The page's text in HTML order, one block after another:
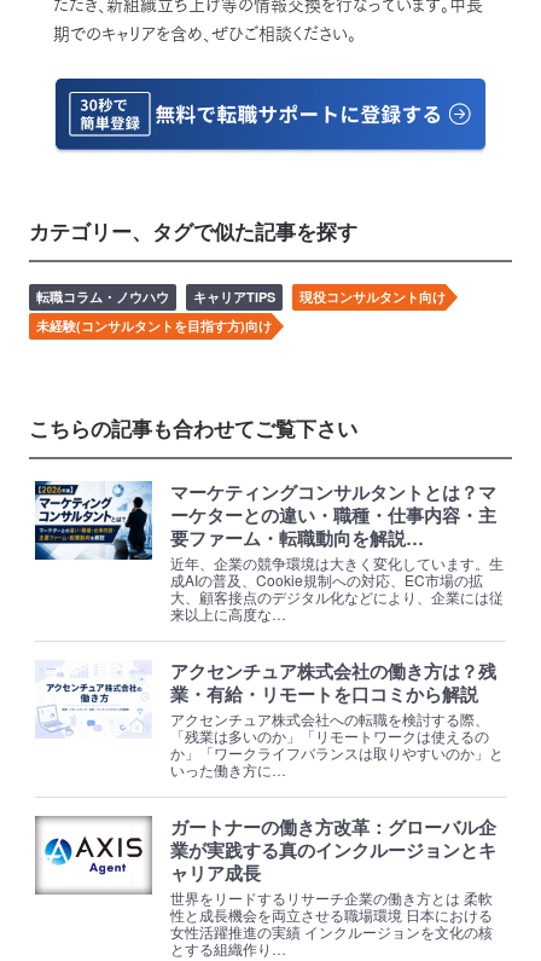
ただき、新組織立ち上げ等の情報交換を行なっています。中長
期でのキャリアを含め、ぜひご相談ください。
カテゴリー、タグで似た記事を探す
転職コラム・ノウハウ キャリアTIPS
現役コンサルタント向け
未経験(コンサルタントを目指す方)向け
こちらの記事も合わせてご覧下さい
マーケティングコンサルタントとは？マ
ーケターとの違い・職種・仕事内容・主
要ファーム・転職動向を解説…
近年、企業の競争環境は大きく変化しています。生
成AIの普及、Cookie規制への対応、EC市場の拡
大、顧客接点のデジタル化などにより、企業には従
来以上に高度な…
アクセンチュア株式会社の働き方は？残
業・有給・リモートを口コミから解説
アクセンチュア株式会社への転職を検討する際、
「残業は多いのか」「リモートワークは使えるの
か」「ワークライフバランスは取りやすいのか」と
いった働き方に…
ガートナーの働き方改革：グローバル企
業が実践する真のインクルージョンとキ
ャリア成長
世界をリードするリサーチ企業の働き方とは 柔軟
性と成長機会を両立させる職場環境 日本における
女性活躍推進の実績 インクルージョンを文化の核
とする組織作り…